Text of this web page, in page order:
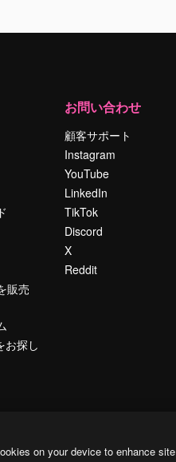
販売
お探し
お問い合わせ
顧客サポート
Instagram
YouTube
LinkedIn
TikTok
Discord
X
Reddit
on your device to enhance site